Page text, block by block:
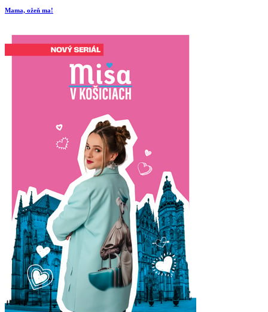
Mama, ožeň ma!